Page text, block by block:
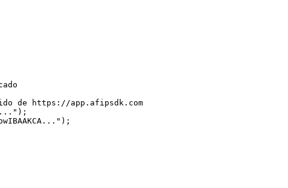
de https://app.afipsdk.com